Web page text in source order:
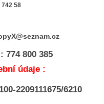
742 58
774 800 385
údaje :
2209111675/6210